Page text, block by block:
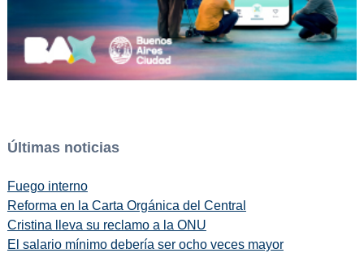
Últimas noticias
Fuego interno
Reforma en la Carta Orgánica del Central
Cristina lleva su reclamo a la ONU
El salario mínimo debería ser ocho veces mayor